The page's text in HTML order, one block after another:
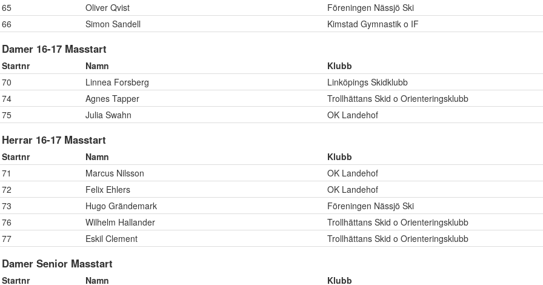
65
Oliver Qvist
Föreningen Nässjö Ski
66
Simon Sandell Kimstad Gymnastik o IF
Damer 16-17 Masstart
Startnr Namn Klubb
70
Linnea Forsberg
Linköpings Skidklubb
74
Agnes Tapper
Trollhättans Skid o Orienteringsklubb
75
Julia Swahn OK Landehof
Herrar 16-17 Masstart
Startnr Namn Klubb
71
Marcus Nilsson
OK Landehof
72
Felix Ehlers
OK Landehof
73
Hugo Grändemark
Föreningen Nässjö Ski
76
Wilhelm Hallander
Trollhättans Skid o Orienteringsklubb
77
Eskil Clement Trollhättans Skid o Orienteringsklubb
Damer Senior Masstart
Startnr Namn Klubb